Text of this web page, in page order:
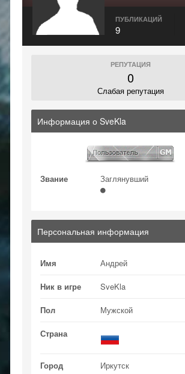
ПУБЛИКАЦИЙ
9
РЕПУТАЦИЯ
0
Слабая репутация
Информация о SveKla
Звание Заглянувший
Персональная информация
Имя Андрей
Ник в игре SveKla
Пол Мужской
Страна
Город Иркутск